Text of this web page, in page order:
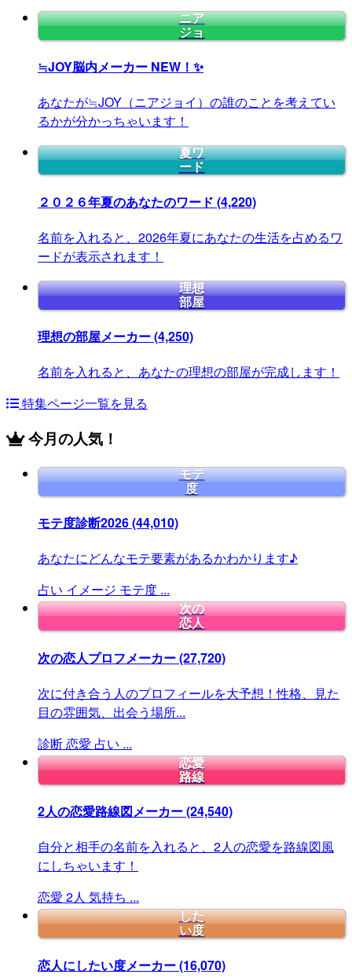
ニア
ジョ
≒JOY脳内メーカー NEW！✨
あなたが≒JOY（ニアジョイ）の誰のことを考えてい
るかが分かっちゃいます！
夏ワ
ード
２０２６年夏のあなたのワード (4,220)
名前を入れると、2026年夏にあなたの生活を占めるワ
ードが表示されます！
理想
部屋
理想の部屋メーカー(4,250)
名前を入れると、あなたの理想の部屋が完成します！
特集ページ一覧を見る
今月の人気！
モテ
度
モテ度診断2026(44,010)
あなたにどんなモテ要素があるかわかります♪
占い イメージ モテ度 ...
次の
恋人
次の恋人プロフメーカー(27,720)
次に付き合う人のプロフィールを大予想！性格、見た
目の雰囲気、出会う場所...
診断恋愛 占い ...
恋愛
路線
2人の恋愛路線図メーカー(24,540)
自分と相手の名前を入れると、2人の恋愛を路線図風
にしちゃいます！
恋愛 2人 気持ち ...
した
い度
恋人にしたい度メーカー(16,070)